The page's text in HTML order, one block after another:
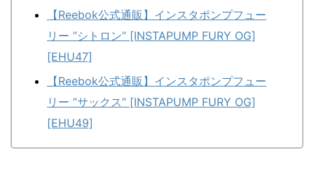
【Reebok公式通販】インスタポンプフュー
リー ”シトロン” [INSTAPUMP FURY OG]
[EHU47]
【Reebok公式通販】インスタポンプフュー
リー ”サックス” [INSTAPUMP FURY OG]
[EHU49]